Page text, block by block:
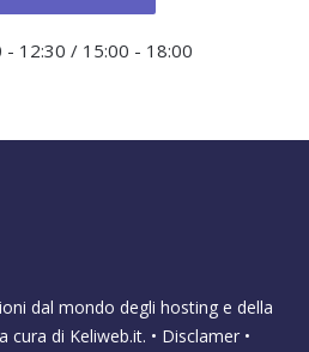
- 12:30 / 15:00 - 18:00
dal mondo degli hosting e della
cura di Keliweb.it. • Disclamer •